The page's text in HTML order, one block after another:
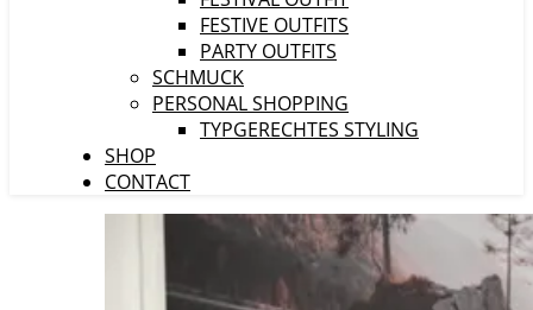
FESTIVE OUTFITS
PARTY OUTFITS
SCHMUCK
PERSONAL SHOPPING
TYPGERECHTES STYLING
SHOP
CONTACT